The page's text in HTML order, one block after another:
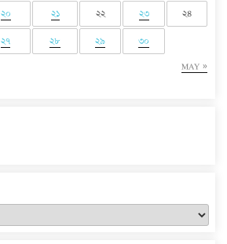
MAY »
২০ ২১ ২২ ২৩ ২৪
২৭ ২৮ ২৯ ৩০